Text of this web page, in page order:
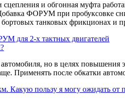
и обгонная муфта
ФОРУМ при пробуксовке
танковых фрикционах и
для 2-х тактных двигателей
но в целях повышения
Применять после обкатки
км. Какую пользу я могу ожидать